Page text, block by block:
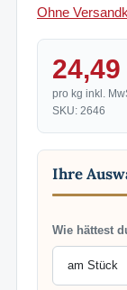
Ohne
24,49
pro kg inkl.
SKU: 2646
Ihre
Wie hättest